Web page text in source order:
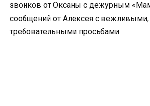
звонков от Оксаны с дежурным
сообщений от Алексея с вежливыми,
требовательными просьбами.